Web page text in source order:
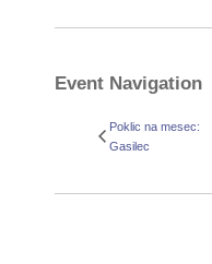
Event Navigation
Poklic na mesec:
Gasilec